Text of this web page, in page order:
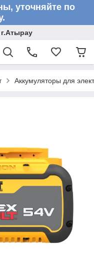
уточняйте по
Аккумуляторы для